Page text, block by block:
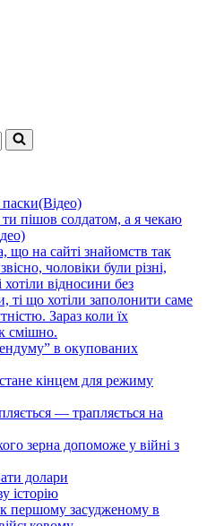
пішов солдатом, а я чекаю
що на сайті знайомств так
чоловіки були різні,
хотіли відносини без
ті що хотіли заполонити саме
Зараз коли їх
смішно.
в окупованих
кінцем для режиму
— трапляється на
зерна допоможе у війні з
долари
історію
першому засудженому в